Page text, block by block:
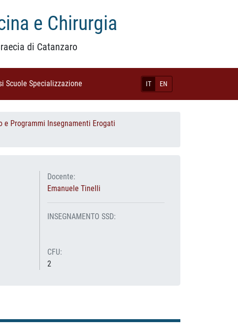
e Chirurgia
di Catanzaro
IT EN
Scuole Specializzazione
e Programmi Insegnamenti Erogati
Docente:
Emanuele Tinelli
INSEGNAMENTO SSD:
CFU:
2